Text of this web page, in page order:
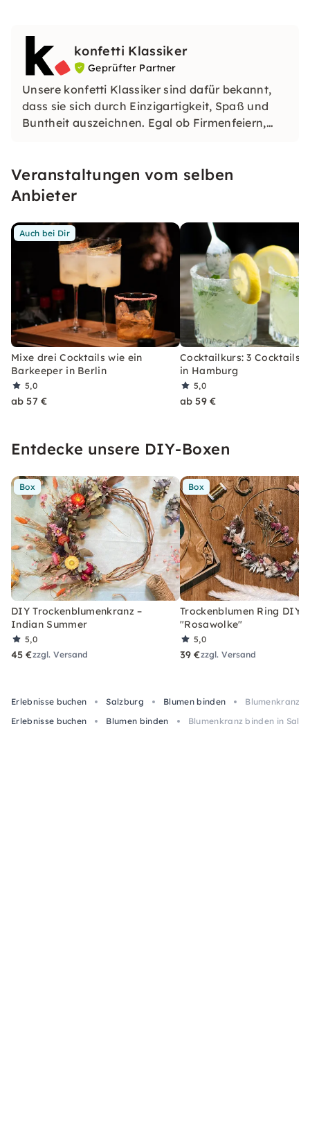
konfetti Klassiker
Geprüfter Partner
Unsere konfetti Klassiker sind dafür bekannt,
dass sie sich durch Einzigartigkeit, Spaß und
Buntheit auszeichnen. Egal ob Firmenfeiern,
erleben, welches Du so schnell nicht vergessen
wirst.
Veranstaltungen vom selben
Anbieter
Auch bei Dir
Mixe drei Cocktails wie ein
Barkeeper in Berlin
5,0
ab 57 €
Cocktailkurs: 3 Cocktails
in Hamburg
5,0
ab 59 €
Entdecke unsere DIY-Boxen
Box
DIY Trockenblumenkranz –
Indian Summer
5,0
45 €zzgl. Versand
Box
Trockenblumen Ring DIY-
"Rosawolke"
5,0
39 €zzgl. Versand
Erlebnisse buchen Salzburg Blumen binden
Blumenkranz
Erlebnisse buchen
Blumen binden Blumenkranz binden in